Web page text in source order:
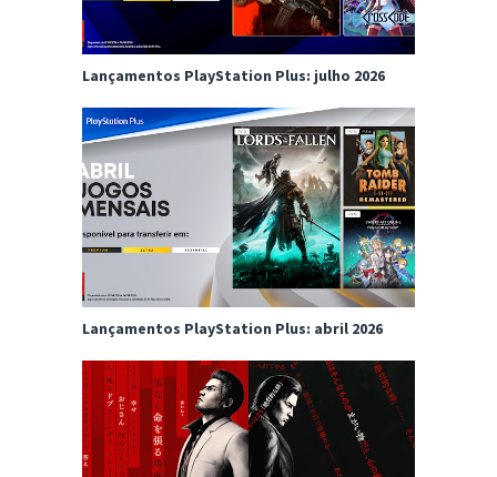
Lançamentos PlayStation Plus: julho 2026
Lançamentos PlayStation Plus: abril 2026